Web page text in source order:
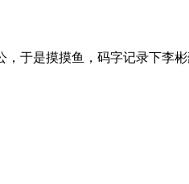
于是摸摸鱼，码字记录下李